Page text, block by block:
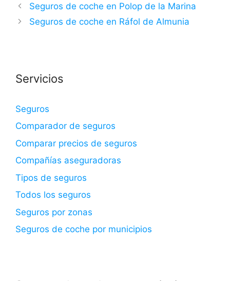
Seguros de coche en Polop de la Marina
Seguros de coche en Ráfol de Almunia
Servicios
Seguros
Comparador de seguros
Comparar precios de seguros
Compañías aseguradoras
Tipos de seguros
Todos los seguros
Seguros por zonas
Seguros de coche por municipios